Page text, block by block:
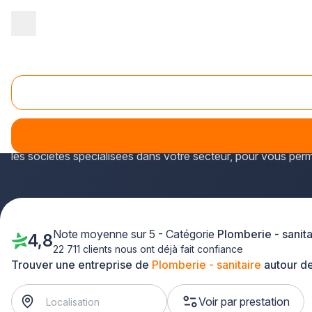
Plomberie - sanitaire Joué-lès-Tours (37300)
Plus-que-pro.fr recense tous les métiers représentés dans
Afin de réaliser des prestations en plomberie et
les sociétés spécialisées dans votre secteur, pour vous
Trouver une entreprise de Plomberie - sanitaire autour
Voir par prestation
4,8Note moyenne sur 5 - Catégorie Plomberie -
22 711 clients nous ont déjà fait confiance